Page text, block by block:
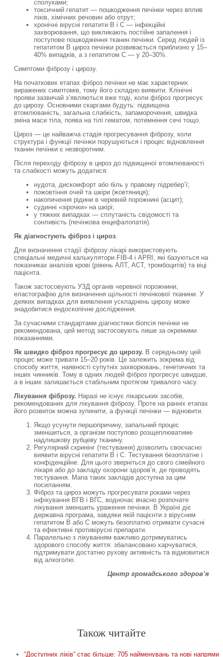
сполуками;
токсичний гепатит — пошкодження печінки через вплив
ліків, хімічних речовин або отрут;
хронічні вірусні гепатити В і С — інфекційні
захворювання, що викликають постійне запалення і
поступове пошкодження тканин печінки. Серед людей із
гепатитом B цироз печінки розвивається приблизно у 15–
40% випадків, а з гепатитом C — у 20–30%.
Симптоми фіброзу і цирозу.
На початкових етапах фіброз печінки не має характерних
виражених симптомів, тому його складно виявити. Клінічні
прояви зазвичай з’являються вже тоді, коли фіброз прогресує
до цирозу. Основними скаргами будуть: підвищена
втомлюваність, загальна слабкість, запаморочення, швидка
зміна маси тіла, поява на тілі гематом, потемніння сечі тощо.
Цироз — це найважча стадія прогресування фіброзу, коли
структура і функції печінки порушуються і процес відновлення
тканин печінки є незворотним.
Після переходу фіброзу в цироз до підвищеної втомлюваності
та слабкості можуть додатися:
нудота, дискомфорт або біль у правому підребер’ї;
пожовтіння очей та шкіри (жовтяниця);
накопичення рідини в черевній порожнині (асцит);
судинні «зірочки» на шкірі;
у тяжких випадках — сплутаність свідомості та
сонливість (печінкова енцефалопатія).
Як діагностують фіброз і цироз.
Для визначення стадії фіброзу лікарі використовують
спеціальні медичні калькулятори FIB-4 і APRI, які базуються на
показниках аналізів крові (рівень АЛТ, АСТ, тромбоцитів) та віці
пацієнта.
Також застосовують УЗД органів черевної порожнини,
еластографію для визначення щільності печінкової тканини. У
деяких випадках для виявлення ускладнень цирозу може
знадобитися ендоскопічне дослідження.
За сучасними стандартами діагностики біопсія печінки не
рекомендована, цей метод застосовують лише за окремими
показаннями.
Як швидко фіброз прогресує до цирозу. В середньому цей
процес може тривати 15–20 років. Це залежить зокрема від
способу життя, наявності супутніх захворювань, генетичних та
інших чинників. Тому в одних людей фіброз прогресує швидше,
а в інших залишається стабільним протягом тривалого часу.
Лікування фіброзу. Наразі не існує лікарських засобів,
рекомендованих для лікування фіброзу. Проте на ранніх етапах
його розвиток можна зупинити, а функції печінки — відновити.
Якщо усунути першопричину, запальний процес
зменшиться, а організм поступово розщеплюватиме
надлишкову рубцеву тканину.
Регулярний скринінг (тестування) дозволить своєчасно
виявити вірусні гепатити В і С. Тестування безоплатне і
конфіденційне. Для цього зверніться до свого сімейного
лікаря або до закладу охорони здоров’я, де проводять
тестування. Мапа таких закладів доступна за цим
посиланням.
Фіброз та цироз можуть прогресувати роками через
інфікування ВГВ і ВГС, водночас вчасно розпочате
лікування зменшить ураження печінки. В Україні діє
державна програма, завдяки якій пацієнти з вірусним
гепатитом B або C можуть безоплатно отримати сучасні
та ефективні противірусні препарати.
Паралельно з лікуванням важливо дотримуватись
здорового способу життя: збалансовано харчуватися,
підтримувати достатню рухову активність та відмовитися
від алкоголю.
Центр громадського здоров’я
Також читайте
“Доступних ліків” стає більше: 705 найменувань та нові напрями